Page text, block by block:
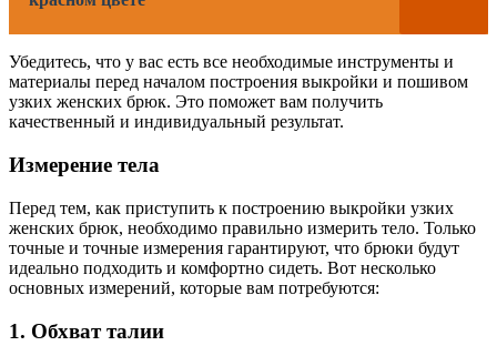
Убедитесь, что у вас есть все необходимые инструменты и
материалы перед началом построения выкройки и пошивом
узких женских брюк. Это поможет вам получить
качественный и индивидуальный результат.
Измерение тела
Перед тем, как приступить к построению выкройки узких
женских брюк, необходимо правильно измерить тело. Только
точные и точные измерения гарантируют, что брюки будут
идеально подходить и комфортно сидеть. Вот несколько
основных измерений, которые вам потребуются:
1. Обхват талии